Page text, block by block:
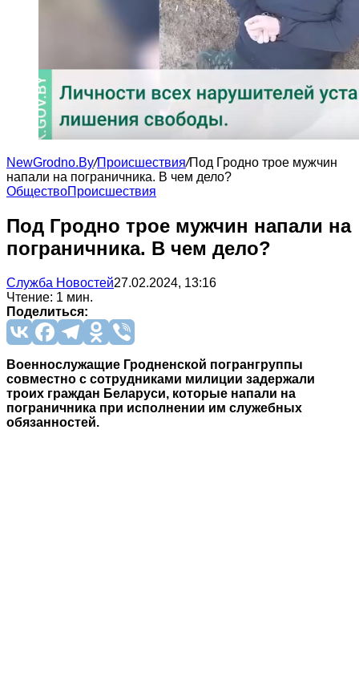
NewGrodno.By/Происшествия/Под Гродно трое мужчин
напали на пограничника. В чем дело?
ОбществоПроисшествия
Под Гродно трое мужчин напали на
пограничника. В чем дело?
Служба Новостей27.02.2024, 13:16
Чтение: 1 мин.
Поделиться:
Военнослужащие Гродненской погрангруппы
совместно с сотрудниками милиции задержали
троих граждан Беларуси, которые напали на
пограничника при исполнении им служебных
обязанностей.